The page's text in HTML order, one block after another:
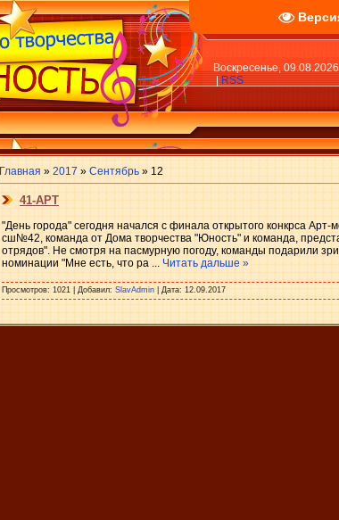
Воскресенье,
|RSS
Главная » 2017 » Сентябрь » 12
41-АРТ
"День города" сегодня начался с финала открытого конкрса
сш№42, команда от Дома творчества "Юность" и команда,
отрядов". Не смотря на пасмурную погоду, команды подарили
номинации "Мне есть, что ра ... Читать дальше »
Просмотров: 1021 Добавил: SlavAdmin Дата: 12.09.2017